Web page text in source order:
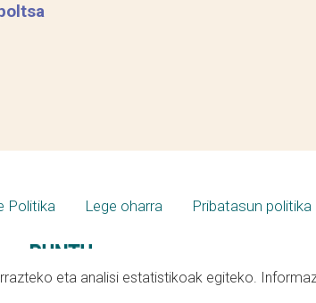
Politika Lege oharra Pribatasun politika
eta analisi estatistikoak egiteko.